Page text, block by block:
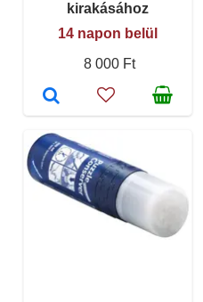
kirakásához
14 napon belül
8 000 Ft